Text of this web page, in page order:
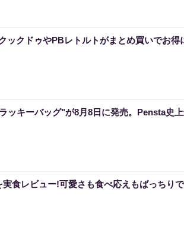
ックドゥやPBレトルトがまとめ買いでお得
ッキーバッグ"が8月8日に発売。Pensta史
食レビュー!可愛さも食べ応えもばっちりで